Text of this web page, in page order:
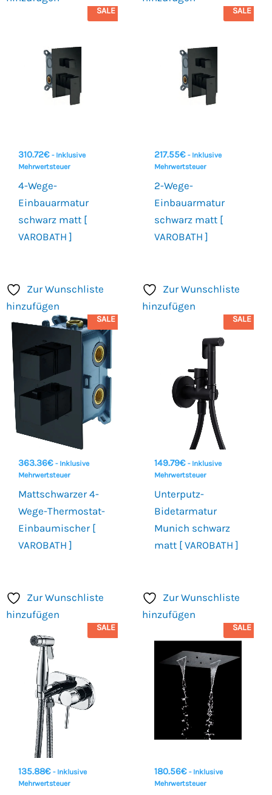
SALE
310.72€ - Inklusive
Mehrwertsteuer
4-Wege-
Einbauarmatur
schwarz matt [
VAROBATH ]
SALE
217.55€ - Inklusive
Mehrwertsteuer
2-Wege-
Einbauarmatur
schwarz matt [
VAROBATH ]
Zur Wunschliste
hinzufügen
SALE
363.36€ - Inklusive
Mehrwertsteuer
Mattschwarzer 4-
Wege-Thermostat-
Einbaumischer [
VAROBATH ]
Zur Wunschliste
hinzufügen
SALE
149.79€ - Inklusive
Mehrwertsteuer
Unterputz-
Bidetarmatur
Munich schwarz
matt [ VAROBATH ]
Zur Wunschliste
hinzufügen
SALE
135.88€ - Inklusive
Mehrwertsteuer
Zur Wunschliste
hinzufügen
SALE
180.56€ - Inklusive
Mehrwertsteuer